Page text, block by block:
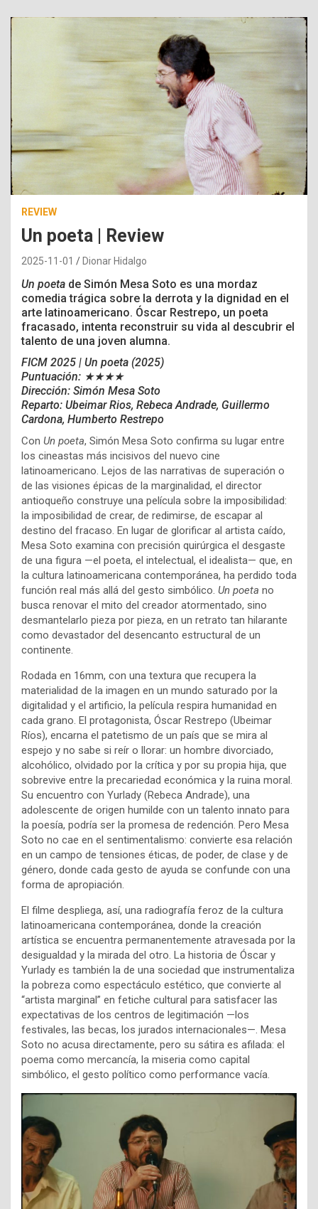
REVIEW
Un poeta | Review
2025-11-01 Dionar Hidalgo
Un poeta de Simón Mesa Soto es una mordaz
comedia trágica sobre la derrota y la dignidad en el
arte latinoamericano. Óscar Restrepo, un poeta
fracasado, intenta reconstruir su vida al descubrir el
talento de una joven alumna.
FICM 2025 | Un poeta (2025)
Puntuación: ★★★★
Dirección: Simón Mesa Soto
Reparto: Ubeimar Rios, Rebeca Andrade, Guillermo
Cardona, Humberto Restrepo
Con Un poeta, Simón Mesa Soto confirma su lugar entre
los cineastas más incisivos del nuevo cine
latinoamericano. Lejos de las narrativas de superación o
de las visiones épicas de la marginalidad, el director
antioqueño construye una película sobre la imposibilidad:
la imposibilidad de crear, de redimirse, de escapar al
destino del fracaso. En lugar de glorificar al artista caído,
Mesa Soto examina con precisión quirúrgica el desgaste
de una figura —el poeta, el intelectual, el idealista— que, en
la cultura latinoamericana contemporánea, ha perdido toda
función real más allá del gesto simbólico. Un poeta no
busca renovar el mito del creador atormentado, sino
desmantelarlo pieza por pieza, en un retrato tan hilarante
como devastador del desencanto estructural de un
continente.
Rodada en 16mm, con una textura que recupera la
materialidad de la imagen en un mundo saturado por la
digitalidad y el artificio, la película respira humanidad en
cada grano. El protagonista, Óscar Restrepo (Ubeimar
Ríos), encarna el patetismo de un país que se mira al
espejo y no sabe si reír o llorar: un hombre divorciado,
alcohólico, olvidado por la crítica y por su propia hija, que
sobrevive entre la precariedad económica y la ruina moral.
Su encuentro con Yurlady (Rebeca Andrade), una
adolescente de origen humilde con un talento innato para
la poesía, podría ser la promesa de redención. Pero Mesa
Soto no cae en el sentimentalismo: convierte esa relación
en un campo de tensiones éticas, de poder, de clase y de
género, donde cada gesto de ayuda se confunde con una
forma de apropiación.
El filme despliega, así, una radiografía feroz de la cultura
latinoamericana contemporánea, donde la creación
artística se encuentra permanentemente atravesada por la
desigualdad y la mirada del otro. La historia de Óscar y
Yurlady es también la de una sociedad que instrumentaliza
la pobreza como espectáculo estético, que convierte al
“artista marginal” en fetiche cultural para satisfacer las
expectativas de los centros de legitimación —los
festivales, las becas, los jurados internacionales—. Mesa
Soto no acusa directamente, pero su sátira es afilada: el
poema como mercancía, la miseria como capital
simbólico, el gesto político como performance vacía.